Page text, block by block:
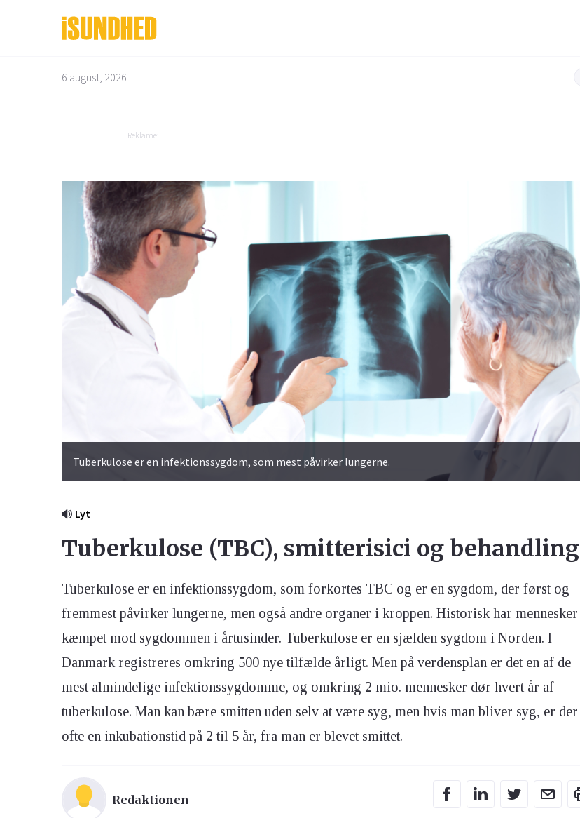
Børn og graviditet
Mad og vitaminer
Mandens helbred
Mave og tarm
Mund og tænder
Overvægt
Søvn & stress
6 august, 2026
Reklame:
Tuberkulose er en infektionssygdom, som mest påvirker lungerne.
Lyt
Tuberkulose (TBC), smitterisici og behandling
Tuberkulose er en infektionssygdom, som forkortes TBC og er en sygdom, der først og
fremmest påvirker lungerne, men også andre organer i kroppen. Historisk har mennesker
kæmpet mod sygdommen i årtusinder. Tuberkulose er en sjælden sygdom i Norden. I
Danmark registreres omkring 500 nye tilfælde årligt. Men på verdensplan er det en af de
mest almindelige infektionssygdomme, og omkring 2 mio. mennesker dør hvert år af
tuberkulose. Man kan bære smitten uden selv at være syg, men hvis man bliver syg, er der
ofte en inkubationstid på 2 til 5 år, fra man er blevet smittet.
Redaktionen